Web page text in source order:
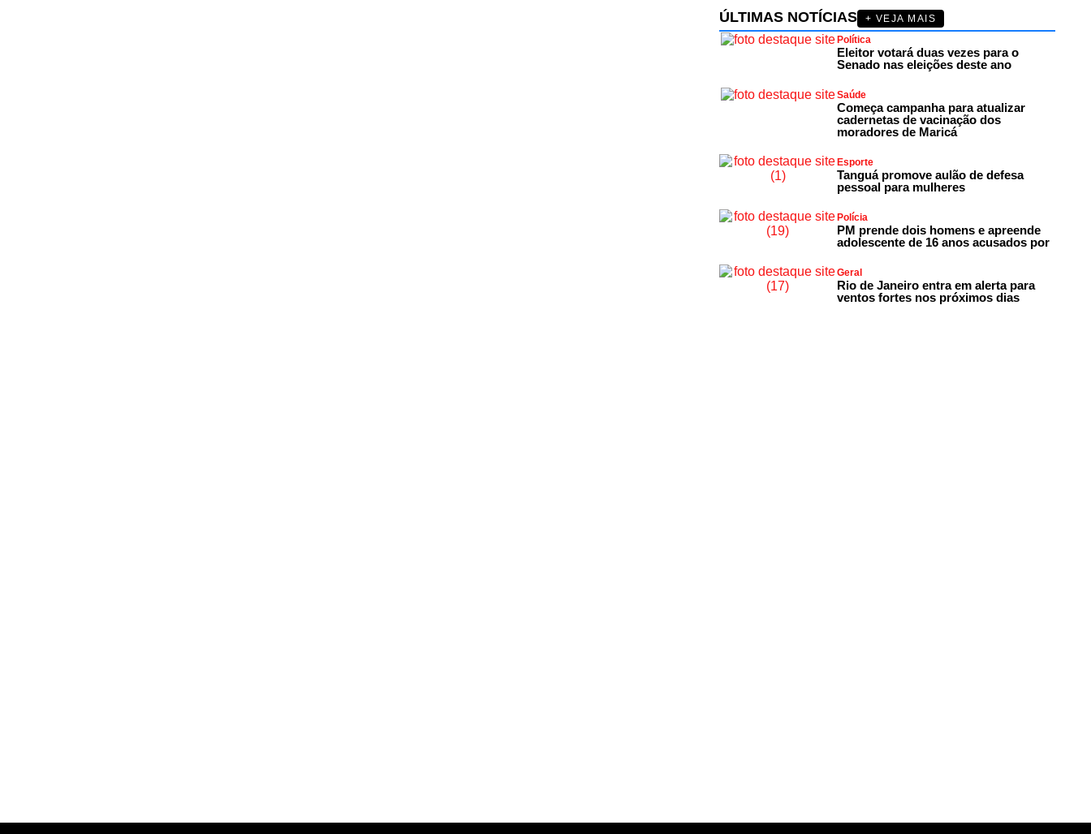
ÚLTIMAS NOTÍCIAS
+ VEJA MAIS
Política
Eleitor votará duas vezes para o
Senado nas eleições deste ano
Saúde
Começa campanha para atualizar
cadernetas de vacinação dos
moradores de Maricá
Esporte
Tanguá promove aulão de defesa
pessoal para mulheres
Polícia
PM prende dois homens e apreende
adolescente de 16 anos acusados por
Geral
Rio de Janeiro entra em alerta para
ventos fortes nos próximos dias